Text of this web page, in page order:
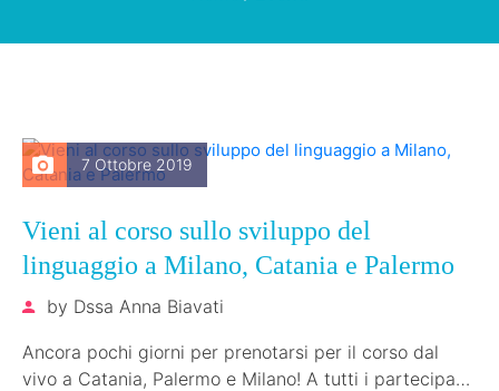
7 Ottobre 2019
Vieni al corso sullo sviluppo del
linguaggio a Milano, Catania e Palermo
by Dssa Anna Biavati
Ancora pochi giorni per prenotarsi per il corso dal
vivo a Catania, Palermo e Milano! A tutti i partecipanti